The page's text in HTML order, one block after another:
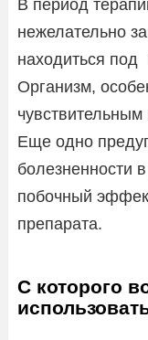
В период
нежелательно
находиться
Организм,
Еще одно
болезненности
побочный
препарата.
С которого